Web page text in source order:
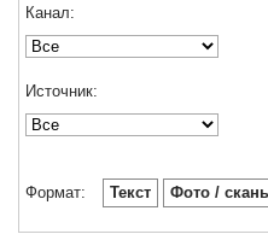
Канал:
Источник:
Формат: Текст Фото /